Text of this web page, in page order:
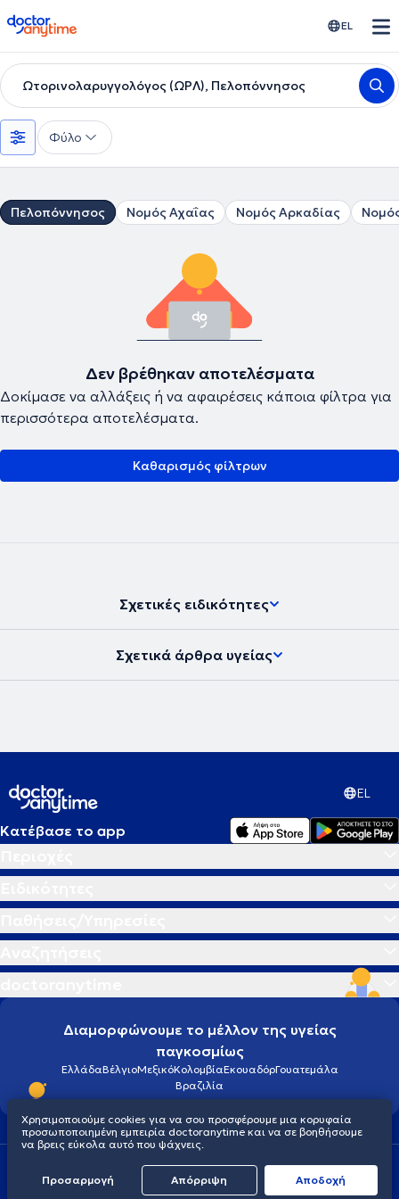
doctoranytime EL
Ωτορινολαρυγγολόγος (ΩΡΛ), Πελοπόννησος
Φύλο
Πελοπόννησος Νομός Αχαΐας Νομός Αρκαδίας
Δεν βρέθηκαν αποτελέσματα
Δοκίμασε να αλλάξεις ή να αφαιρέσεις κάποια φίλτρα για
περισσότερα αποτελέσματα.
Καθαρισμός φίλτρων
Σχετικές ειδικότητες
Σχετικά άρθρα υγείας
EL
Κατέβασε το app
Διαμορφώνουμε το μέλλον της υγείας
παγκοσμίως
ΕλλάδαΒέλγιοΜεξικόΚολομβίαΕκουαδόρΓουατεμάλα
Βραζιλία
Πολιτική προστασίας προσωπικού απορρήτου
© 2026 doctoranytime
Χρησιμοποιούμε cookies για να σου προσφέρουμε μια κορυφαία
προσωποποιημένη εμπειρία doctoranytime και να σε βοηθήσουμε
να βρεις εύκολα αυτό που ψάχνεις.
Προσαρμογή Απόρριψη Aποδοχή